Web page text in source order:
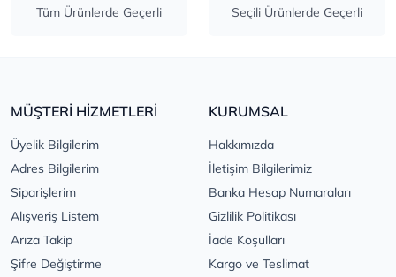
Tüm Ürünlerde Geçerli Seçili Ürünlerde Geçerli
MÜŞTERİ HİZMETLERİ
Üyelik Bilgilerim
Adres Bilgilerim
Siparişlerim
Alışveriş Listem
Arıza Takip
Şifre Değiştirme
KURUMSAL
Hakkımızda
İletişim Bilgilerimiz
Banka Hesap Numaraları
Gizlilik Politikası
İade Koşulları
Kargo ve Teslimat